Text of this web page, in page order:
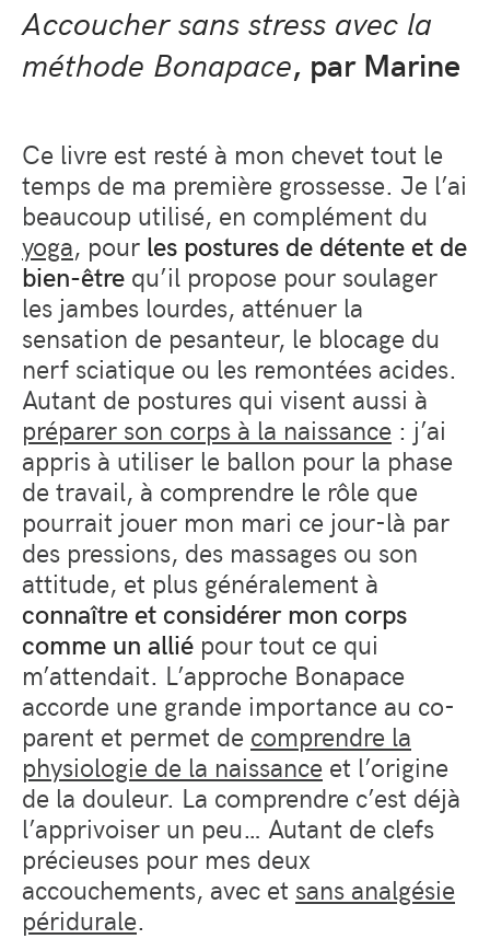
Accoucher sans stress avec la
méthode Bonapace, par Marine
Ce livre est resté à mon chevet tout le
temps de ma première grossesse. Je l’ai
beaucoup utilisé, en complément du
yoga, pour les postures de détente et de
bien-être qu’il propose pour soulager
les jambes lourdes, atténuer la
sensation de pesanteur, le blocage du
nerf sciatique ou les remontées acides.
Autant de postures qui visent aussi à
préparer son corps à la naissance : j’ai
appris à utiliser le ballon pour la phase
de travail, à comprendre le rôle que
pourrait jouer mon mari ce jour-là par
des pressions, des massages ou son
attitude, et plus généralement à
connaître et considérer mon corps
comme un allié pour tout ce qui
m’attendait. L’approche Bonapace
accorde une grande importance au co-
parent et permet de comprendre la
physiologie de la naissance et l’origine
de la douleur. La comprendre c’est déjà
l’apprivoiser un peu… Autant de clefs
précieuses pour mes deux
accouchements, avec et sans analgésie
péridurale.